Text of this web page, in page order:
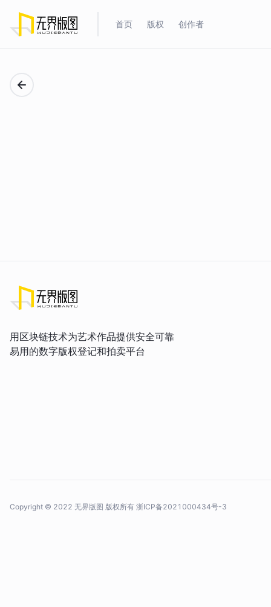
首页 版权 创作者
用区块链技术为艺术作品提供安全可靠
易用的数字版权登记和拍卖平台
Copyright © 2022 无界版图 版权所有 浙ICP备2021000434号-3